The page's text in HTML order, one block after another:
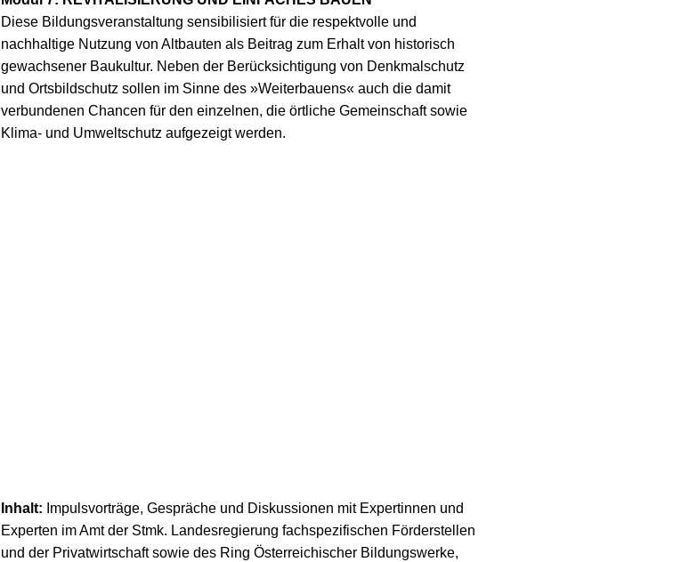
Diese Bildungsveranstaltung sensibilisiert für die respektvolle und
nachhaltige Nutzung von Altbauten als Beitrag zum Erhalt von historisch
gewachsener Baukultur. Neben der Berücksichtigung von Denkmalschutz
und Ortsbildschutz sollen im Sinne des »Weiterbauens« auch die damit
verbundenen Chancen für den einzelnen, die örtliche Gemeinschaft sowie
Klima- und Umweltschutz aufgezeigt werden.
Inhalt: Impulsvorträge, Gespräche und Diskussionen mit Expertinnen und
Experten im Amt der Stmk. Landesregierung fachspezifischen Förderstellen
und der Privatwirtschaft sowie des Ring Österreichischer Bildungswerke,